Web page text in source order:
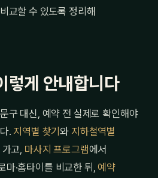
교할 수 있도록 정리해
렇게 안내합니다
구 대신, 예약 전 실제로 확인해야
. 지역별 찾기와 지하철역별
고, 마사지 프로그램에서
마·홈타이를 비교한 뒤,예약